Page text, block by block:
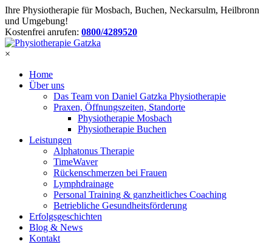
Ihre Physiotherapie für Mosbach, Buchen, Neckarsulm, Heilbronn
und Umgebung!
Kostenfrei anrufen: 0800/4289520
×
Home
Über uns
Das Team von Daniel Gatzka Physiotherapie
Praxen, Öffnungszeiten, Standorte
Physiotherapie Mosbach
Physiotherapie Buchen
Leistungen
Alphatonus Therapie
TimeWaver
Rückenschmerzen bei Frauen
Lymphdrainage
Personal Training & ganzheitliches Coaching
Betriebliche Gesundheitsförderung
Erfolgsgeschichten
Blog & News
Kontakt